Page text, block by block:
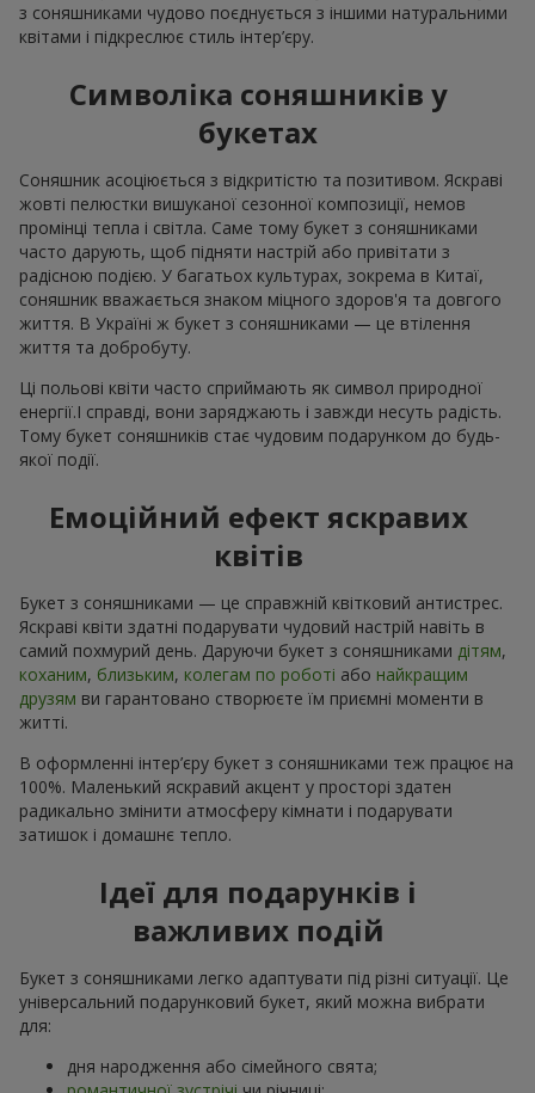
з соняшниками чудово поєднується з іншими натуральними
квітами і підкреслює стиль інтер’єру.
Символіка соняшників у
букетах
Соняшник асоціюється з відкритістю та позитивом. Яскраві
жовті пелюстки вишуканої сезонної композиції, немов
промінці тепла і світла. Саме тому букет з соняшниками
часто дарують, щоб підняти настрій або привітати з
радісною подією. У багатьох культурах, зокрема в Китаї,
соняшник вважається знаком міцного здоров'я та довгого
життя. В Україні ж букет з соняшниками — це втілення
життя та добробуту.
Ці польові квіти часто сприймають як символ природної
енергії.І справді, вони заряджають і завжди несуть радість.
Тому букет соняшників стає чудовим подарунком до будь-
якої події.
Емоційний ефект яскравих
квітів
Букет з соняшниками — це справжній квітковий антистрес.
Яскраві квіти здатні подарувати чудовий настрій навіть в
самий похмурий день. Даруючи букет з соняшниками дітям,
коханим, близьким, колегам по роботі або найкращим
друзям ви гарантовано створюєте їм приємні моменти в
житті.
В оформленні інтер’єру букет з соняшниками теж працює на
100%. Маленький яскравий акцент у просторі здатен
радикально змінити атмосферу кімнати і подарувати
затишок і домашнє тепло.
Ідеї для подарунків і
важливих подій
Букет з соняшниками легко адаптувати під різні ситуації. Це
універсальний подарунковий букет, який можна вибрати
для:
дня народження або сімейного свята;